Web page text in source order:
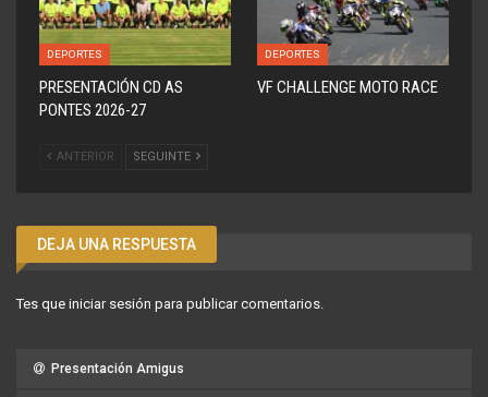
DEPORTES
PRESENTACIÓN CD AS
PONTES 2026-27
DEPORTES
VF CHALLENGE MOTO RACE
ANTERIOR SEGUINTE
DEJA UNA RESPUESTA
Tes que iniciar sesión para publicar comentarios.
Presentación Amigus